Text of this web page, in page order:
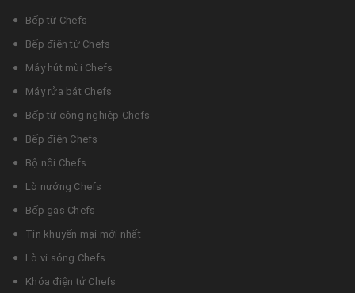
Bếp từ Chefs
Bếp điện từ Chefs
Máy hút mùi Chefs
Máy rửa bát Chefs
Bếp từ công nghiệp Chefs
Bếp điện Chefs
Bộ nồi Chefs
Lò nướng Chefs
Bếp gas Chefs
Tin khuyến mại mới nhất
Lò vi sóng Chefs
Khóa điện tử Chefs